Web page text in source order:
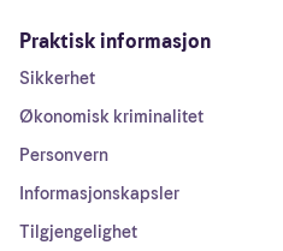
Praktisk informasjon
Sikkerhet
Økonomisk kriminalitet
Personvern
Informasjonskapsler
Tilgjengelighet